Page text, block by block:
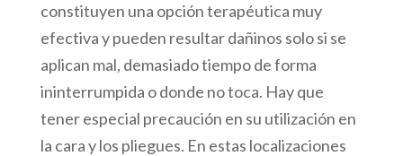
constituyen una opción terapéutica muy
efectiva y pueden resultar dañinos solo si se
aplican mal, demasiado tiempo de forma
ininterrumpida o donde no toca. Hay que
tener especial precaución en su utilización en
la cara y los pliegues. En estas localizaciones